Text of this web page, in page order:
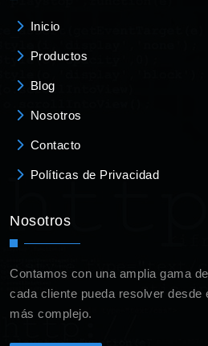
Inicio
Productos
Blog
Nosotros
Contacto
Políticas de Privacidad
Nosotros
Contamos con una amplia gama
cada cliente pueda resolver
más complejo.